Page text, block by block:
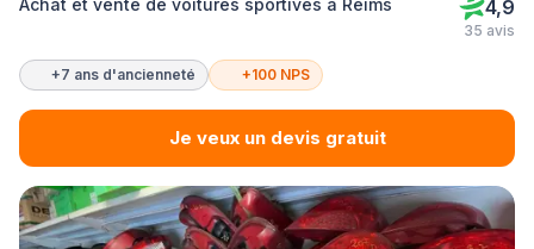
Achat et vente de voitures sportives à Reims 4,9
35 avis
+7 ans d'ancienneté +100 NPS
Je veux un devis gratuit